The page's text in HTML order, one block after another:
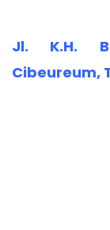
Jl. K.H.
Cibeureum,